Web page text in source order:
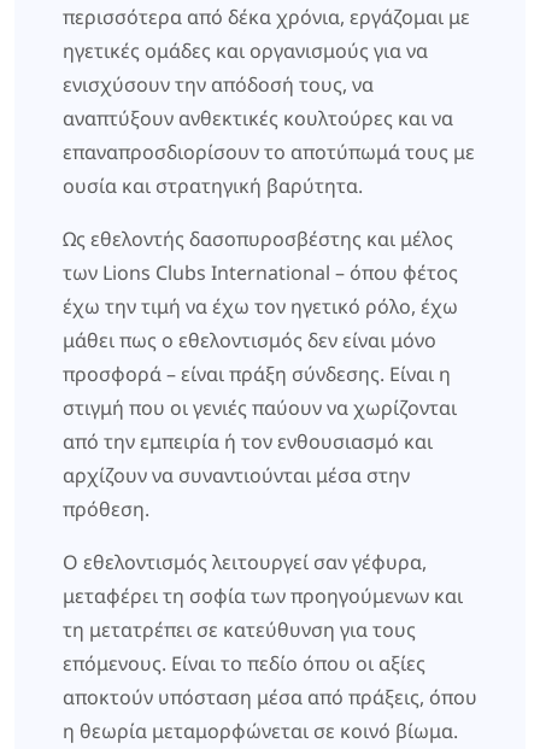
περισσότερα από δέκα χρόνια, εργάζομαι με
ηγετικές ομάδες και οργανισμούς για να
ενισχύσουν την απόδοσή τους, να
αναπτύξουν ανθεκτικές κουλτούρες και να
επαναπροσδιορίσουν το αποτύπωμά τους με
ουσία και στρατηγική βαρύτητα.
Ως εθελοντής δασοπυροσβέστης και μέλος
των Lions Clubs International – όπου φέτος
έχω την τιμή να έχω τον ηγετικό ρόλο, έχω
μάθει πως ο εθελοντισμός δεν είναι μόνο
προσφορά – είναι πράξη σύνδεσης. Είναι η
στιγμή που οι γενιές παύουν να χωρίζονται
από την εμπειρία ή τον ενθουσιασμό και
αρχίζουν να συναντιούνται μέσα στην
πρόθεση.
Ο εθελοντισμός λειτουργεί σαν γέφυρα,
μεταφέρει τη σοφία των προηγούμενων και
τη μετατρέπει σε κατεύθυνση για τους
επόμενους. Είναι το πεδίο όπου οι αξίες
αποκτούν υπόσταση μέσα από πράξεις, όπου
η θεωρία μεταμορφώνεται σε κοινό βίωμα.